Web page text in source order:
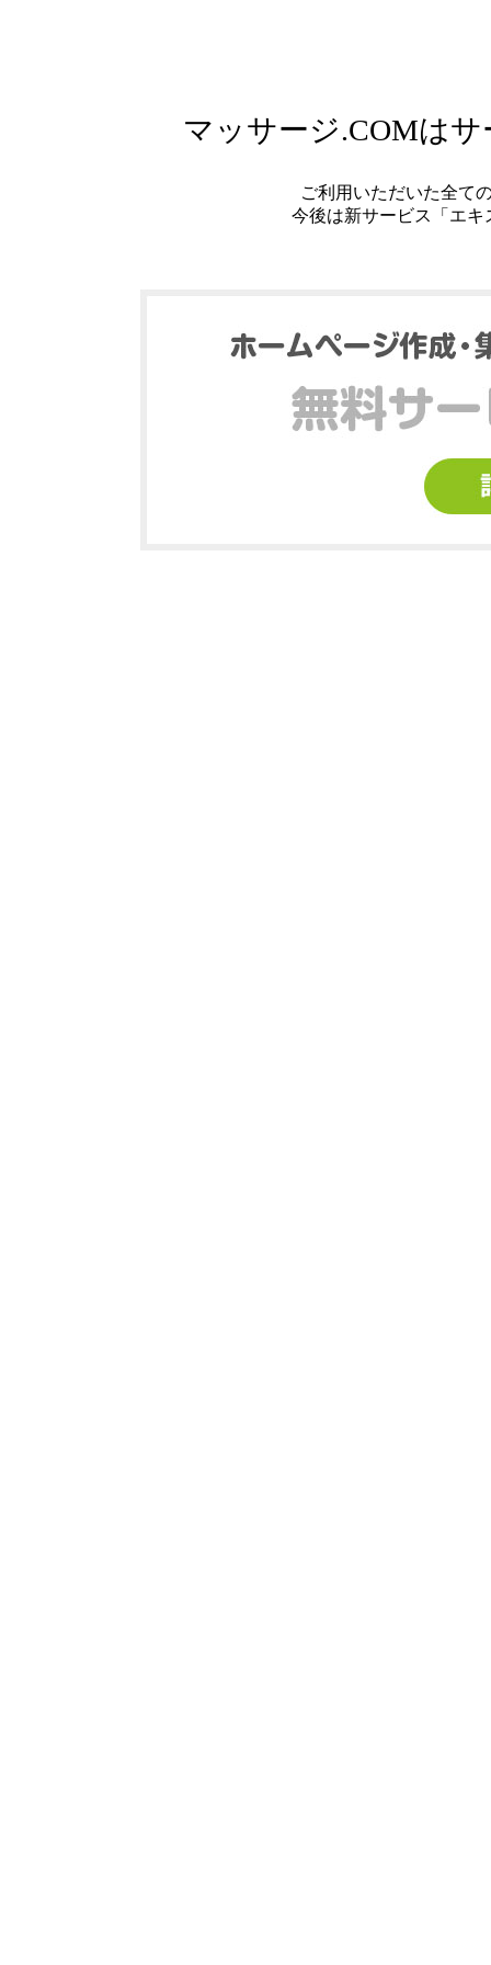
マッサージ.COMは
ご利用いただいた全て
今後は新サービス「エ